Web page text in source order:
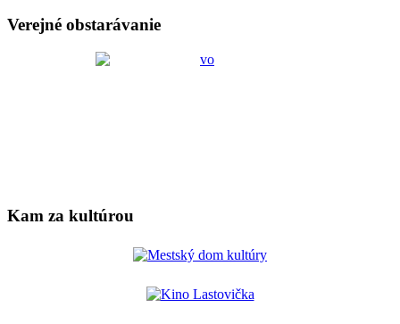
Verejné obstarávanie
Kam za kultúrou